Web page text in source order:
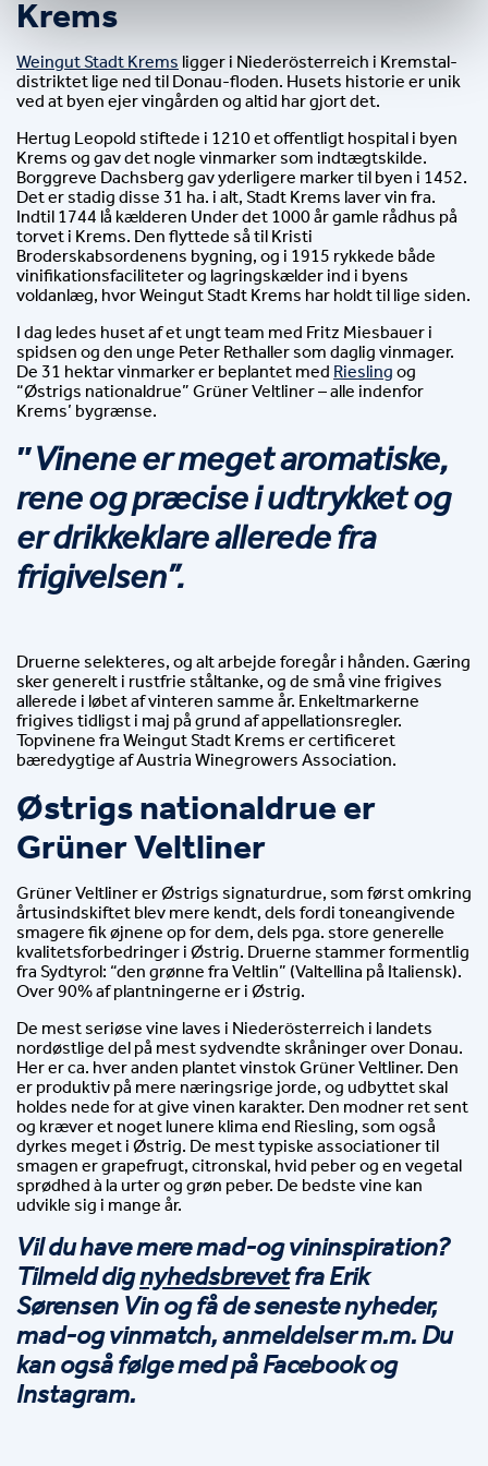
Krems
Weingut Stadt Krems ligger i Niederösterreich i Kremstal-
distriktet lige ned til Donau-floden. Husets historie er unik
ved at byen ejer vingården og altid har gjort det.
Hertug Leopold stiftede i 1210 et offentligt hospital i byen
Krems og gav det nogle vinmarker som indtægtskilde.
Borggreve Dachsberg gav yderligere marker til byen i 1452.
Det er stadig disse 31 ha. i alt, Stadt Krems laver vin fra.
Indtil 1744 lå kælderen Under det 1000 år gamle rådhus på
torvet i Krems. Den flyttede så til Kristi
Broderskabsordenens bygning, og i 1915 rykkede både
vinifikationsfaciliteter og lagringskælder ind i byens
voldanlæg, hvor Weingut Stadt Krems har holdt til lige siden.
I dag ledes huset af et ungt team med Fritz Miesbauer i
spidsen og den unge Peter Rethaller som daglig vinmager.
De 31 hektar vinmarker er beplantet med Riesling og
“Østrigs nationaldrue” Grüner Veltliner – alle indenfor
Krems’ bygrænse.
”Vinene er meget aromatiske,
rene og præcise i udtrykket og
er drikkeklare allerede fra
frigivelsen”.
Druerne selekteres, og alt arbejde foregår i hånden. Gæring
sker generelt i rustfrie ståltanke, og de små vine frigives
allerede i løbet af vinteren samme år. Enkeltmarkerne
frigives tidligst i maj på grund af appellationsregler.
Topvinene fra Weingut Stadt Krems er certificeret
bæredygtige af Austria Winegrowers Association.
Østrigs nationaldrue er
Grüner Veltliner
Grüner Veltliner er Østrigs signaturdrue, som først omkring
årtusindskiftet blev mere kendt, dels fordi toneangivende
smagere fik øjnene op for dem, dels pga. store generelle
kvalitetsforbedringer i Østrig. Druerne stammer formentlig
fra Sydtyrol: “den grønne fra Veltlin” (Valtellina på Italiensk).
Over 90% af plantningerne er i Østrig.
De mest seriøse vine laves i Niederösterreich i landets
nordøstlige del på mest sydvendte skråninger over Donau.
Her er ca. hver anden plantet vinstok Grüner Veltliner. Den
er produktiv på mere næringsrige jorde, og udbyttet skal
holdes nede for at give vinen karakter. Den modner ret sent
og kræver et noget lunere klima end Riesling, som også
dyrkes meget i Østrig. De mest typiske associationer til
smagen er grapefrugt, citronskal, hvid peber og en vegetal
sprødhed à la urter og grøn peber. De bedste vine kan
udvikle sig i mange år.
Vil du have mere mad-og vininspiration?
Tilmeld dig nyhedsbrevet fra Erik
Sørensen Vin og få de seneste nyheder,
mad-og vinmatch, anmeldelser m.m. Du
kan også følge med på Facebook og
Instagram.